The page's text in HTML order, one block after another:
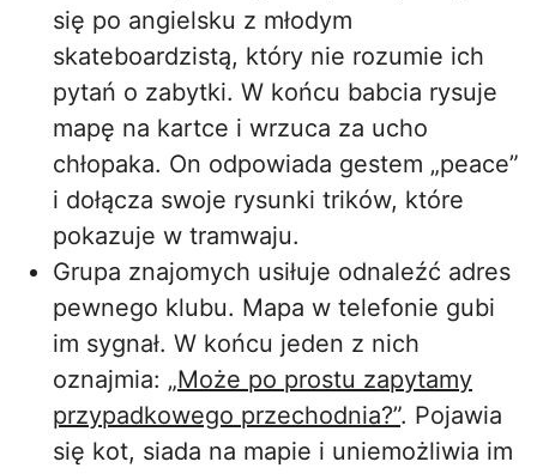
się po angielsku z młodym
skateboardzistą, który nie rozumie ich
pytań o zabytki. W końcu babcia rysuje
mapę na kartce i wrzuca za ucho
chłopaka. On odpowiada gestem „peace”
i dołącza swoje rysunki trików, które
pokazuje w tramwaju.
Grupa znajomych usiłuje odnaleźć adres
pewnego klubu. Mapa w telefonie gubi
im sygnał. W końcu jeden z nich
oznajmia: „Może po prostu zapytamy
przypadkowego przechodnia?”. Pojawia
się kot, siada na mapie i uniemożliwia im